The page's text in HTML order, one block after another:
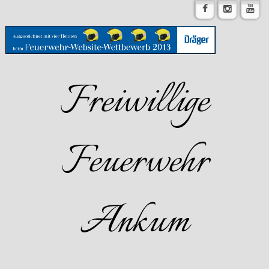
Freiwillige
Feuerwehr
Ankum